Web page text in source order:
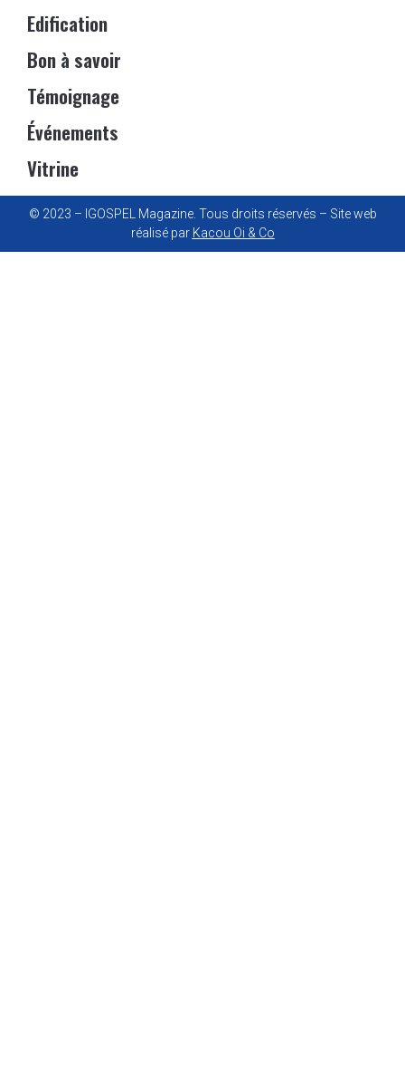
Edification
Bon à savoir
Témoignage
Événements
Vitrine
© 2023 – IGOSPEL Magazine. Tous droits réservés – Site web
réalisé par Kacou Oi & Co